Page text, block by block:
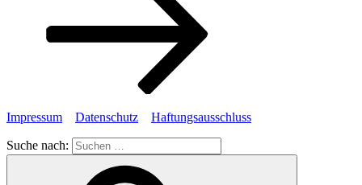
Impressum Datenschutz Haftungsausschluss
Suche nach: